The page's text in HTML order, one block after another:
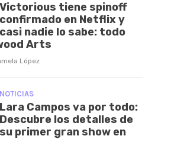
Victorious tiene spinoff
confirmado en Netflix y
casi nadie lo sabe: todo
Arts
López
NOTICIAS
Lara Campos va por todo:
Descubre los detalles de
su primer gran show en